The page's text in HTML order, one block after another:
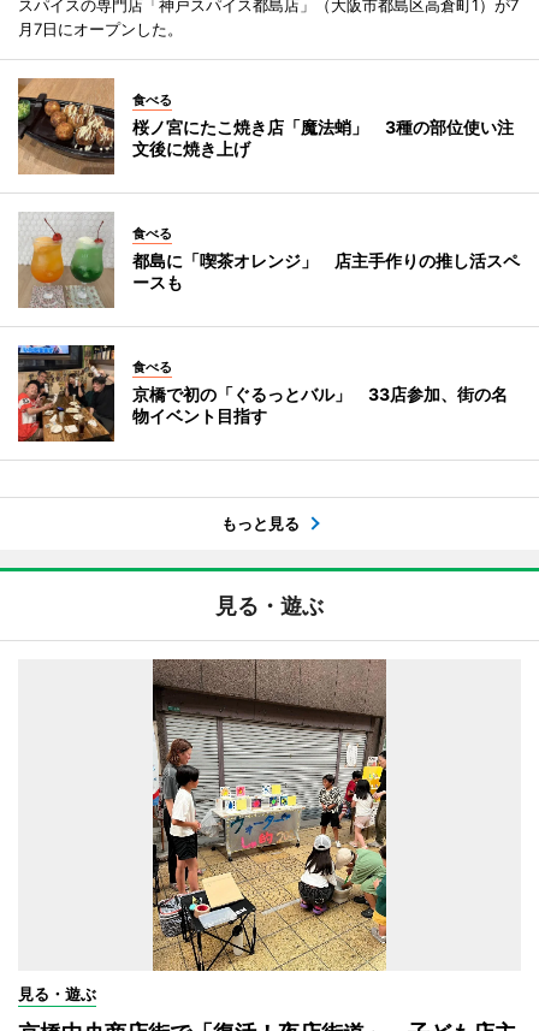
スパイスの専門店「神戸スパイス都島店」（大阪市都島区高倉町1）が7
月7日にオープンした。
食べる
桜ノ宮にたこ焼き店「魔法蛸」 3種の部位使い注
文後に焼き上げ
食べる
都島に「喫茶オレンジ」 店主手作りの推し活スペ
ースも
食べる
京橋で初の「ぐるっとバル」 33店参加、街の名
物イベント目指す
もっと見る
見る・遊ぶ
見る・遊ぶ